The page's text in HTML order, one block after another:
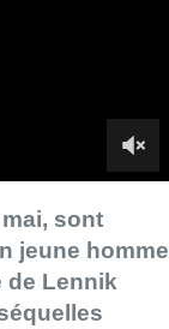
sont
jeune homme
de Lennik